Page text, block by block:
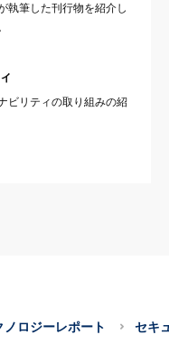
執筆した刊行物を紹介し
ビリティの取り組みの紹
ノロジーレポート セキ